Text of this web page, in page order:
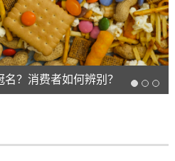
？消费者如何辨别？